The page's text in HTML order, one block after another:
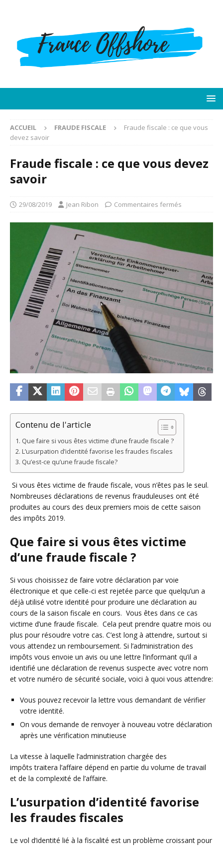
ACCUEIL FRAUDE FISCALE
Fraude fiscale : ce que vous
devez savoir
Fraude fiscale : ce que vous devez
savoir
29/08/2019 Jean Ribon Commentaires fermés
Contenu de l'article
Que faire si vous êtes victime d’une fraude fiscale ?
L’usurpation d’identité favorise les fraudes fiscales
Qu’est-ce qu’une fraude fiscale?
Si vous êtes victime de fraude fiscale, vous n’êtes pas le seul.
Nombreuses déclarations de revenus frauduleuses ont été
produites au cours des deux premiers mois de cette saison
des impôts 2019.
Que faire si vous êtes victime
d’une fraude fiscale ?
Si vous choisissez de faire votre déclaration par voie
électronique et que celle-ci est rejetée parce que quelqu’un a
déjà utilisé votre identité pour produire une déclaration au
cours de la saison fiscale en cours. Vous êtes dans ce cas
victime d’une fraude fiscale. Cela peut prendre quatre mois ou
plus pour résoudre votre cas. C’est long à attendre, surtout si
vous attendez un remboursement. Si l’administration des
impôts vous envoie un avis ou une lettre l’informant qu’il a
identifié une déclaration de revenus suspecte avec votre nom
et votre numéro de sécurité sociale, voici à quoi vous attendre:
Vous pouvez recevoir la lettre vous demandant de vérifier
votre identité.
On vous demande de renvoyer à nouveau votre déclaration
après une vérification minutieuse
La vitesse à laquelle l’administration chargée des
impôts traitera l’affaire dépend en partie du volume de travail
et de la complexité de l’affaire.
L’usurpation d’identité favorise
les fraudes fiscales
Le vol d’identité lié à la fiscalité est un problème croissant pour